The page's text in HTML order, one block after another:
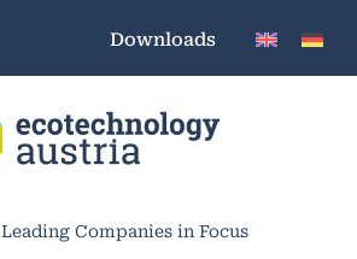
Downloads
Leading Companies in Focus